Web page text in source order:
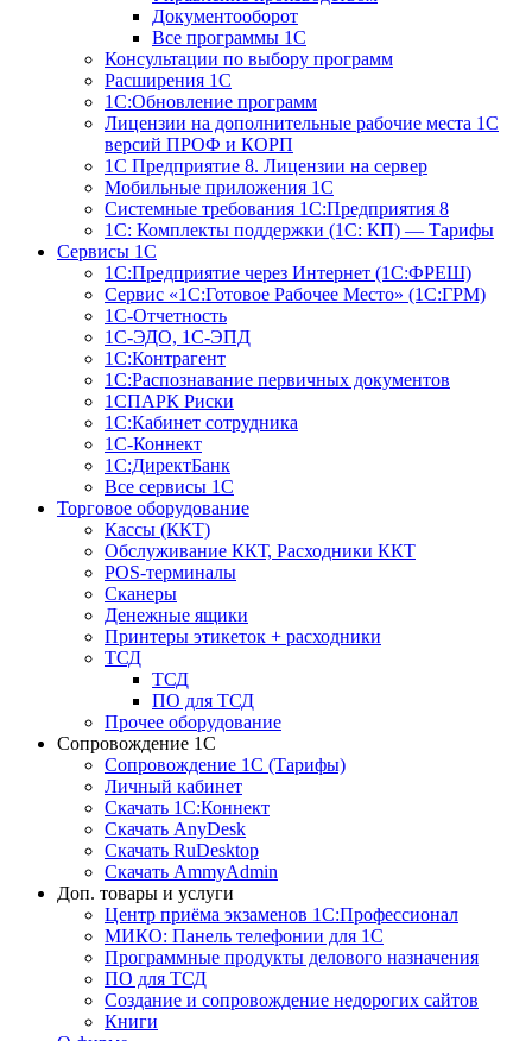
Документооборот
Все программы 1С
Консультации по выбору программ
Расширения 1С
1С:Обновление программ
Лицензии на дополнительные рабочие места 1С
версий ПРОФ и КОРП
1С Предприятие 8. Лицензии на сервер
Мобильные приложения 1С
Системные требования 1С:Предприятия 8
1С: Комплекты поддержки (1С: КП) — Тарифы
Сервисы 1С
1С:Предприятие через Интернет (1С:ФРЕШ)
Сервис «1С:Готовое Рабочее Место» (1С:ГРМ)
1С-Отчетность
1С-ЭДО, 1С-ЭПД
1С:Контрагент
1С:Распознавание первичных документов
1СПАРК Риски
1С:Кабинет сотрудника
1С-Коннект
1С:ДиректБанк
Все сервисы 1С
Торговое оборудование
Кассы (ККТ)
Обслуживание ККТ, Расходники ККТ
POS-терминалы
Сканеры
Денежные ящики
Принтеры этикеток + расходники
ТСД
ТСД
ПО для ТСД
Прочее оборудование
Сопровождение 1С
Сопровождение 1С (Тарифы)
Личный кабинет
Скачать 1С:Коннект
Скачать AnyDesk
Скачать RuDesktop
Скачать AmmyAdmin
Доп. товары и услуги
Центр приёма экзаменов 1С:Профессионал
МИКО: Панель телефонии для 1С
Программные продукты делового назначения
ПО для ТСД
Создание и сопровождение недорогих сайтов
Книги